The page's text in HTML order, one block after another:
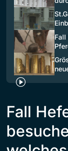
Fall
Fall